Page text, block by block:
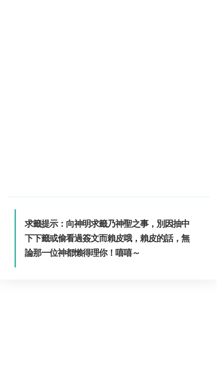
求籤提示：向神明求籤乃神聖之事，別因抽中
下下籤或偷看過簽文而賴皮哦，賴皮的話，無
論那一位神都懶得理你！嘻嘻～